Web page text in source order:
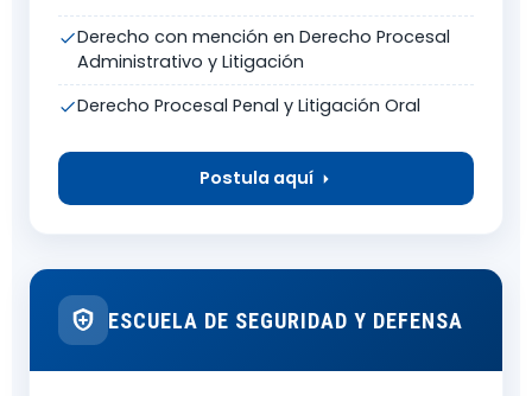
Derecho con mención en Derecho Procesal
Administrativo y Litigación
Derecho Procesal Penal y Litigación Oral
Postula aquí
ESCUELA DE SEGURIDAD Y DEFENSA